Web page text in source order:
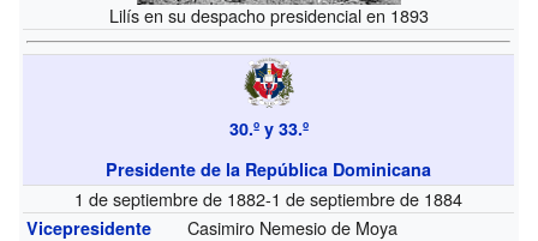
Lilís en su despacho presidencial en 1893
30.º y 33.º
Presidente de la República Dominicana
1 de septiembre de 1882-1 de septiembre de 1884
Vicepresidente Casimiro Nemesio de Moya